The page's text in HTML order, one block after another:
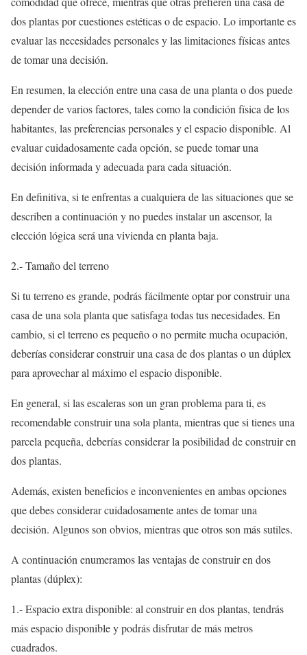
dos plantas por cuestiones estéticas o de espacio. Lo importante es
evaluar las necesidades personales y las limitaciones físicas antes
de tomar una decisión.
En resumen, la elección entre una casa de una planta o dos puede
depender de varios factores, tales como la condición física de los
habitantes, las preferencias personales y el espacio disponible. Al
evaluar cuidadosamente cada opción, se puede tomar una
decisión informada y adecuada para cada situación.
En definitiva, si te enfrentas a cualquiera de las situaciones que se
describen a continuación y no puedes instalar un ascensor, la
elección lógica será una vivienda en planta baja.
2.- Tamaño del terreno
Si tu terreno es grande, podrás fácilmente optar por construir una
casa de una sola planta que satisfaga todas tus necesidades. En
cambio, si el terreno es pequeño o no permite mucha ocupación,
deberías considerar construir una casa de dos plantas o un dúplex
para aprovechar al máximo el espacio disponible.
En general, si las escaleras son un gran problema para ti, es
recomendable construir una sola planta, mientras que si tienes una
parcela pequeña, deberías considerar la posibilidad de construir en
dos plantas.
Además, existen beneficios e inconvenientes en ambas opciones
que debes considerar cuidadosamente antes de tomar una
decisión. Algunos son obvios, mientras que otros son más sutiles.
A continuación enumeramos las ventajas de construir en dos
plantas (dúplex):
1.- Espacio extra disponible: al construir en dos plantas, tendrás
más espacio disponible y podrás disfrutar de más metros
cuadrados.